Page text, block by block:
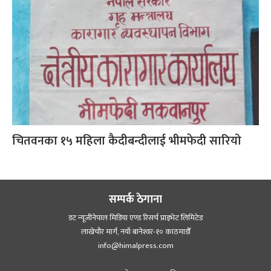
चितवनका १५ महिला कैदीबन्दीलाई भीमफेदी सारियो
सम्पर्क ठेगाना
डट न्यूजीनेपाल मिडिया एण्ड रिसर्च प्राइभेट लिमिटेड
लाखेचौर मार्ग, नयाँ बानेश्‍वर-१० काठमाडौँ
info@himalpress.com